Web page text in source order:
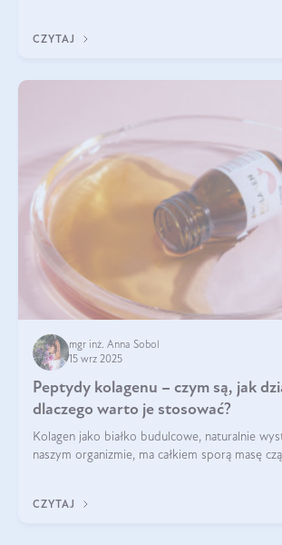
wysokiej jakości suplem
CZYTAJ
mgr inż. Anna Sobol
15 wrz 2025
Peptydy kolagenu – czym są, jak
dlaczego warto je stosować?
Kolagen jako białko budulcowe, naturalnie
naszym organizmie, ma całkiem sporą masę
bardziej biodostępny
CZYTAJ